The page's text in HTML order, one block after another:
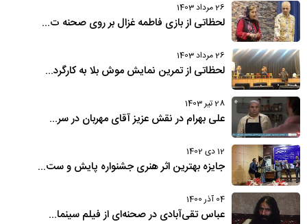
26 مرداد 1403
لحظاتی از بازی فاطمه غزال بر روی صحنه ت...
26 مرداد 1403
لحظاتی از تمرین نمایش موش بلا به کارگرد...
28 تیر 1403
علی بهرام در نقش عزیز آقای مهربان در سر...
12 دی 1402
جایزه بهترین اثر هنری جشنواره پایش و ست...
04 آذر 1400
عباس تقی‌آبادی در صحنه‌ای از فیلم سینما...